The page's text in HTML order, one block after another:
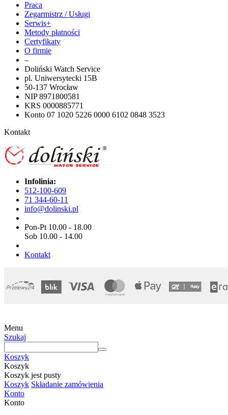
Praca
Zegarmistrz / Usługi
Serwis+
Metody płatności
Certyfikaty
O firmie
–
Doliński Watch Service
pl. Uniwersytecki 15B
50-137 Wrocław
NIP 8971800581
KRS 0000885771
Konto 07 1020 5226 0000 6102 0848 3523
Kontakt
Infolinia:
512-100-609
71 344-60-11
info@dolinski.pl
Pon-Pt 10.00 - 18.00
Sob 10.00 - 14.00
Kontakt
Menu
Szukaj
Koszyk
Koszyk
Koszyk jest pusty
Koszyk Składanie zamówienia
Konto
Konto